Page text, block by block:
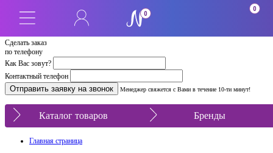
Сделать заказ
по телефону
Как Вас зовут?
Контактный телефон
Менеджер свяжется с Вами в течение 10-ти минут!
0
0
Каталог товаров Бренды
Главная страница